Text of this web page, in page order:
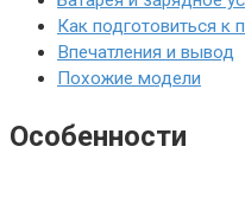
Как подготовиться к
Впечатления и вывод
Похожие модели
Особенности